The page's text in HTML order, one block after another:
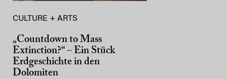
CULTURE + ARTS
„Countdown to Mass
Extinction?“ – Ein Stück
Erdgeschichte in den
Dolomiten